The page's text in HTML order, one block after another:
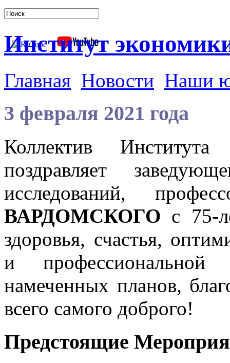
Институт
Главная Новости Наши
3 февраля 2021 года
Коллектив
поздравляет
исследований,
ВАРДОМСКОГО с 75-
здоровья, счастья,
и профессиональной
намеченных планов,
всего самого доброго!
Предстоящие